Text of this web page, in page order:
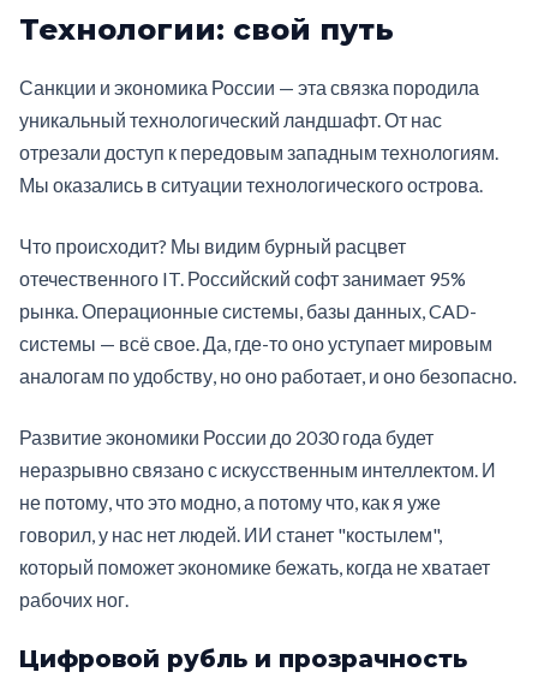
Технологии: свой путь
Санкции и экономика России — эта связка породила
уникальный технологический ландшафт. От нас
отрезали доступ к передовым западным технологиям.
Мы оказались в ситуации технологического острова.
Что происходит? Мы видим бурный расцвет
отечественного IT. Российский софт занимает 95%
рынка. Операционные системы, базы данных, CAD-
системы — всё свое. Да, где-то оно уступает мировым
аналогам по удобству, но оно работает, и оно безопасно.
Развитие экономики России до 2030 года будет
неразрывно связано с искусственным интеллектом. И
не потому, что это модно, а потому что, как я уже
говорил, у нас нет людей. ИИ станет "костылем",
который поможет экономике бежать, когда не хватает
рабочих ног.
Цифровой рубль и прозрачность